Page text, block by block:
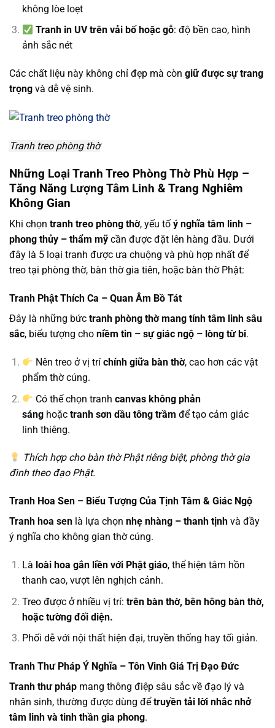
không lòe loẹt
Tranh in UV trên vải bố hoặc gỗ: độ bền cao, hình
ảnh sắc nét
Các chất liệu này không chỉ đẹp mà còn giữ được sự trang
trọng và dễ vệ sinh.
Tranh treo phòng thờ
Những Loại Tranh Treo Phòng Thờ Phù Hợp –
Tăng Năng Lượng Tâm Linh & Trang Nghiêm
Không Gian
Khi chọn tranh treo phòng thờ, yếu tố ý nghĩa tâm linh –
phong thủy – thẩm mỹ cần được đặt lên hàng đầu. Dưới
đây là 5 loại tranh được ưa chuộng và phù hợp nhất để
treo tại phòng thờ, bàn thờ gia tiên, hoặc bàn thờ Phật:
Tranh Phật Thích Ca – Quan Âm Bồ Tát
Đây là những bức tranh phòng thờ mang tính tâm linh sâu
sắc, biểu tượng cho niềm tin – sự giác ngộ – lòng từ bi.
Nên treo ở vị tríchính giữa bàn thờ, cao hơn các vật
phẩm thờ cúng.
Có thể chọn tranhcanvas không phản
sánghoặc tranh sơn dầu tông trầm để tạo cảm giác
linh thiêng.
Thích hợp cho bàn thờ Phật riêng biệt, phòng thờ gia
đình theo đạo Phật.
Tranh Hoa Sen – Biểu Tượng Của Tịnh Tâm & Giác Ngộ
Tranh hoa sen là lựa chọn nhẹ nhàng – thanh tịnh và đầy
ý nghĩa cho không gian thờ cúng.
Là loài hoa gắn liền với Phật giáo, thể hiện tâm hồn
thanh cao, vượt lên nghịch cảnh.
Treo được ở nhiều vị trí: trên bàn thờ, bên hông bàn thờ,
hoặc tường đối diện.
Phối dễ với nội thất hiện đại, truyền thống hay tối giản.
Tranh Thư Pháp Ý Nghĩa – Tôn Vinh Giá Trị Đạo Đức
Tranh thư pháp mang thông điệp sâu sắc về đạo lý và
nhân sinh, thường được dùng đểtruyền tải lời nhắc nhở
tâm linh và tinh thần gia phong.